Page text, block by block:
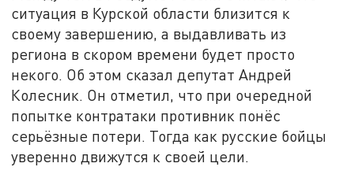
ситуация в Курской области близится к
своему завершению, а выдавливать из
региона в скором времени будет просто
некого. Об этом сказал депутат Андрей
Колесник. Он отметил, что при очередной
попытке контратаки противник понёс
серьёзные потери. Тогда как русские бойцы
уверенно движутся к своей цели.